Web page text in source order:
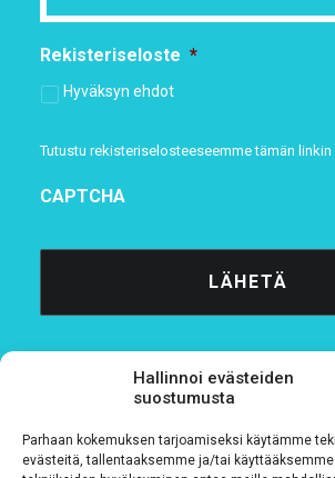
Hallinnoi evästeiden
suostumusta
Parhaan kokemuksen tarjoamiseksi käytämme
evästeitä, tallentaaksemme ja/tai
Rekisteriseloste *
Hyväksyn ehdot
Tutustu rekisteriselosteeseemmetämän linkin
CAPTCHA
Tietosuojaseloste